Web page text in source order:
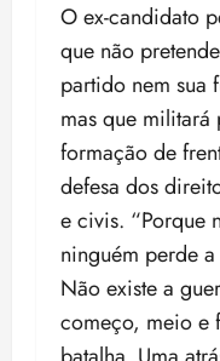
O ex-candidato
que não
partido nem sua
mas que militará
formação de
defesa dos
e civis. “Porque
ninguém perde
Não existe a
começo, meio e